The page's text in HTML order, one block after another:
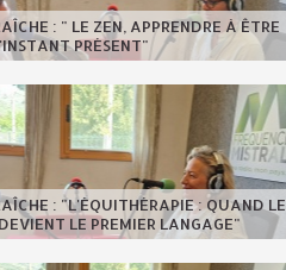
: " LE ZEN, APPRENDRE À ÊTRE
PRÉSENT"
: "L'ÉQUITHÉRAPIE : QUAND LE
LE PREMIER LANGAGE"